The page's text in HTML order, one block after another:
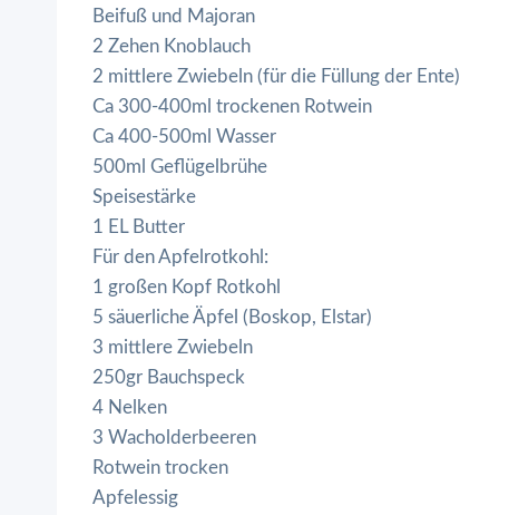
Beifuß und Majoran
2 Zehen Knoblauch
2 mittlere Zwiebeln (für die Füllung der Ente)
Ca 300-400ml trockenen Rotwein
Ca 400-500ml Wasser
500ml Geflügelbrühe
Speisestärke
1 EL Butter
Für den Apfelrotkohl:
1 großen Kopf Rotkohl
5 säuerliche Äpfel (Boskop, Elstar)
3 mittlere Zwiebeln
250gr Bauchspeck
4 Nelken
3 Wacholderbeeren
Rotwein trocken
Apfelessig